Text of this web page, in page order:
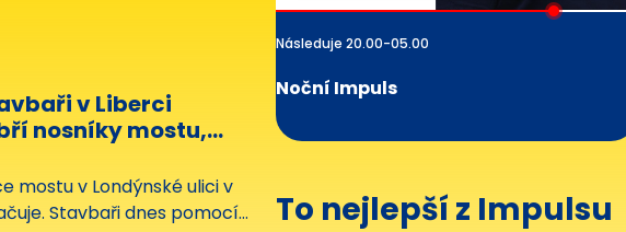
v Liberci
nosníky mostu,
mostu v Londýnské ulici v
Stavbaři dnes pomocí
Následuje 20.00-05.00
Noční Impuls
To nejlepší z Impulsu